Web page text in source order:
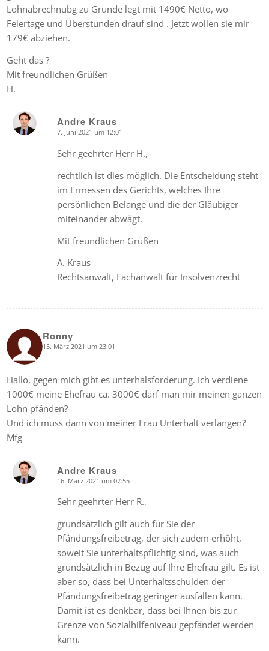
Lohnabrechnubg zu Grunde legt mit 1490€ Netto, wo
Feiertage und Überstunden drauf sind . Jetzt wollen sie mir
179€ abziehen.
Geht das ?
Mit freundlichen Grüßen
H.
Andre Kraus
7. Juni 2021 um 12:01
Sehr geehrter Herr H.,
rechtlich ist dies möglich. Die Entscheidung steht
im Ermessen des Gerichts, welches Ihre
persönlichen Belange und die der Gläubiger
miteinander abwägt.
Mit freundlichen Grüßen
A. Kraus
Rechtsanwalt, Fachanwalt für Insolvenzrecht
Ronny
says: 15. März 2021 um 23:01
Hallo, gegen mich gibt es unterhalsforderung. Ich verdiene
1000€ meine Ehefrau ca. 3000€ darf man mir meinen ganzen
Lohn pfänden?
Und ich muss dann von meiner Frau Unterhalt verlangen?
Mfg
Andre Kraus
16. März 2021 um 07:55
Sehr geehrter Herr R.,
grundsätzlich gilt auch für Sie der
Pfändungsfreibetrag, der sich zudem erhöht,
soweit Sie unterhaltspflichtig sind, was auch
grundsätzlich in Bezug auf Ihre Ehefrau gilt. Es ist
aber so, dass bei Unterhaltsschulden der
Pfändungsfreibetrag geringer ausfallen kann.
Damit ist es denkbar, dass bei Ihnen bis zur
Grenze von Sozialhilfeniveau gepfändet werden
kann.